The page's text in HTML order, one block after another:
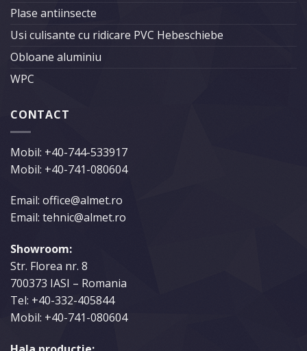
Plase antiinsecte
Usi culisante cu ridicare PVC Hebeschiebe
Obloane aluminiu
WPC
CONTACT
Mobil: +40-744-533917
Mobil: +40-741-080604
Email: office@almet.ro
Email: tehnic@almet.ro
Showroom:
Str. Florea nr. 8
700373 IASI – Romania
Tel: +40-332-405844
Mobil: +40-741-080604